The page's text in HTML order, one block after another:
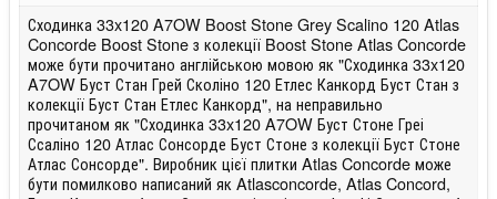
Сходинка 33x120 A7OW Boost Stone Grey Scalino 120 Atlas
Concorde Boost Stone з колекції Boost Stone Atlas Concorde
може бути прочитано англійською мовою як "Сходинка 33x120
A7OW Буст Стан Грей Сколіно 120 Етлес Канкорд Буст Стан з
колекції Буст Стан Етлес Канкорд", на неправильно
прочитаном як "Сходинка 33x120 A7OW Буст Стоне Греі
Ссаліно 120 Атлас Сонсорде Буст Стоне з колекції Буст Стоне
Атлас Сонсорде". Виробник цієї плитки Atlas Concorde може
бути помилково написаний як Atlasconcorde, Atlas Concord,